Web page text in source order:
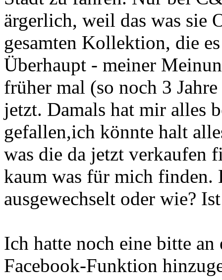
ärgerlich, weil das was sie
gesamten Kollektion, die
Überhaupt - meiner
früher mal (so noch 3
jetzt. Damals hat mir alles
gefallen,ich könnte halt
was die da jetzt verkaufen
kaum was für mich finden.
ausgewechselt oder wie?
Ich hatte noch eine bitte
Facebook-Funktion